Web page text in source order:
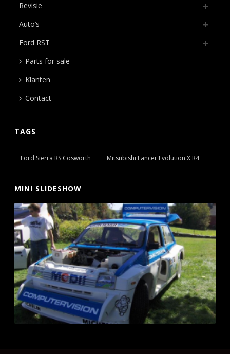
Revisie
Auto’s
Ford RST
Parts for sale
Klanten
Contact
TAGS
Ford Sierra RS Cosworth Mitsubishi Lancer Evolution X R4
MINI SLIDESHOW